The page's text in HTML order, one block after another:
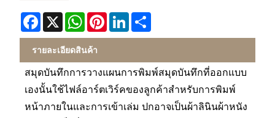
Facebook
X WhatsApp
PinterestLinkedIn
รายละเอียดสินค้า
สมุดบันทึกการวางแผนการพิมพ์สมุดบันทึกที่ออกแบบ
เองนั้นใช้ไฟล์อาร์ตเวิร์คของลูกค้าสำหรับการพิมพ์
หน้าภายในและการเข้าเล่ม ปกอาจเป็นผ้าลินินผ้าหนัง